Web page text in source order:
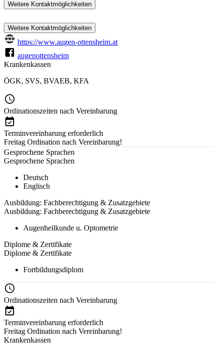
Weitere Kontaktmöglichkeiten
Weitere Kontaktmöglichkeiten
https://www.augen-ottensheim.at
augenottensheim
Krankenkassen
ÖGK, SVS, BVAEB, KFA
Ordinationszeiten nach Vereinbarung
Terminvereinbarung erforderlich
Freitag Ordination nach Vereinbarung!
Gesprochene Sprachen
Gesprochene Sprachen
Deutsch
Englisch
Ausbildung: Fachberechtigung & Zusatzgebiete
Ausbildung: Fachberechtigung & Zusatzgebiete
Augenheilkunde u. Optometrie
Diplome & Zertifikate
Diplome & Zertifikate
Fortbildungsdiplom
Ordinationszeiten nach Vereinbarung
Terminvereinbarung erforderlich
Freitag Ordination nach Vereinbarung!
Krankenkassen